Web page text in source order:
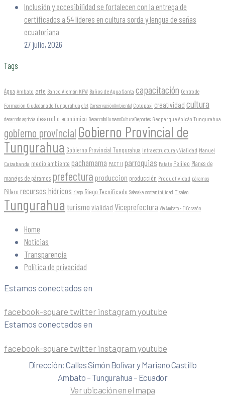
Inclusión y accesibilidad se fortalecen con la entrega de
certificados a 54 líderes en cultura sorda y lengua de señas
ecuatoriana
27 julio, 2026
Tags
Agua Ambato arte Banco Alemán KFW Baños de Agua Santa capacitación Centro de
Formación Ciudadana de Tungurahua cfct ConservaciónAmbiental Cotopaxi creatividad cultura
desarrollo agrícola desarrollo económico DesarrolloHumanoCulturaDeportes Geoparque Volcán Tungurahua
gobierno provincial Gobierno Provincial de
Tungurahua Gobierno Provincial Tungurahua Infraestructura y Vialidad Manuel
Caizabanda medio ambiente pachamama PACT II parroquias Patate Pelileo Planes de
manejos de páramos prefectura produccion producción Productividad páramos
Píllaro recursos hídricos riego Riego Tecnificado Salasaka sostenibilidad Tisaleo
Tungurahua turismo vialidad Viceprefectura Vía Ambato - El Corazón
Home
Noticias
Transparencia
Política de privacidad
Estamos conectados en
facebook-square twitter instagram youtube
Estamos conectados en
facebook-square twitter instagram youtube
Dirección: Calles Simón Bolivar y Mariano Castillo
Ambato – Tungurahua – Ecuador
Ver ubicación en el mapa